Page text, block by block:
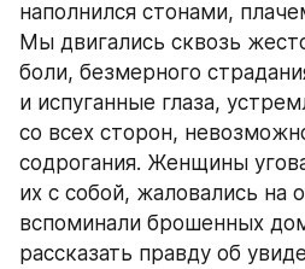
наполнился стонами,
Мы двигались сквозь
боли, безмерного
и испуганные глаза,
со всех сторон,
содрогания. Женщины
их с собой, жаловались на
вспоминали брошенных
рассказать правду об